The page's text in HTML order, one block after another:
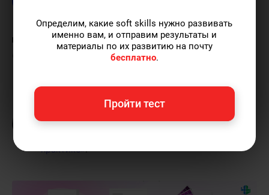
Дизайн-мышление на все
случаи жизни
Полина Груданова
— pr-менеджер 4brain,
профессиональный психолог.
по теме«Новости и события»и не только, а
практике».
Определим, какие soft skills нужно развивать
именно вам, и отправим результаты и
материалы по их развитию на почту
бесплатно.
Пройти тест